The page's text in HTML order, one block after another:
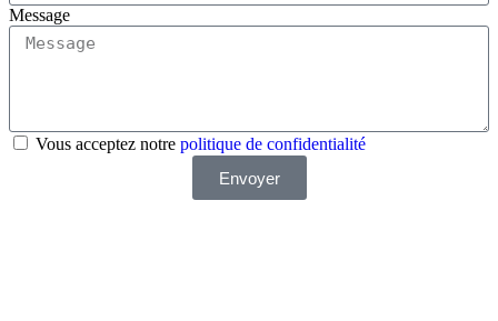
Message
Vous acceptez notre politique de confidentialité
Envoyer